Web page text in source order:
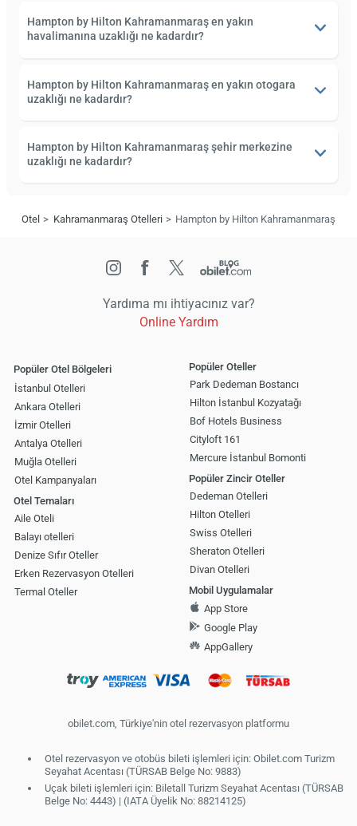
Hampton by Hilton Kahramanmaraş en yakın
havalimanına uzaklığı ne kadardır?
Hampton by Hilton Kahramanmaraş en yakın otogara
uzaklığı ne kadardır?
Hampton by Hilton Kahramanmaraş şehir merkezine
uzaklığı ne kadardır?
Otel Kahramanmaraş Otelleri Hampton by Hilton Kahramanmaraş
Yardıma mı ihtiyacınız var?
Online Yardım
Popüler Otel Bölgeleri
İstanbul Otelleri
Ankara Otelleri
İzmir Otelleri
Antalya Otelleri
Muğla Otelleri
Otel Kampanyaları
Otel Temaları
Aile Oteli
Balayı otelleri
Denize Sıfır Oteller
Erken Rezervasyon Otelleri
Termal Oteller
Popüler Oteller
Park Dedeman Bostancı
Hilton İstanbul Kozyatağı
Bof Hotels Business
Cityloft 161
Mercure İstanbul Bomonti
Popüler Zincir Oteller
Dedeman Otelleri
Hilton Otelleri
Swiss Otelleri
Sheraton Otelleri
Divan Otelleri
Mobil Uygulamalar
App Store
Google Play
AppGallery
obilet.com, Türkiye'nin otel rezervasyon platformu
Otel rezervasyon ve otobüs bileti işlemleri için: Obilet.com Turizm
Seyahat Acentası (TÜRSAB Belge No: 9883)
Uçak bileti işlemleri için: Biletall Turizm Seyahat Acentası (TÜRSAB
Belge No: 4443) | (IATA Üyelik No: 88214125)